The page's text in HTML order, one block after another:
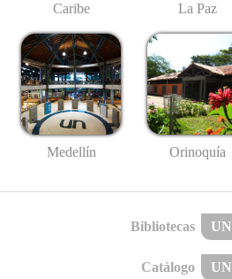
Caribe La Paz
Medellín Orinoquía
Bibliotecas
Catálogo